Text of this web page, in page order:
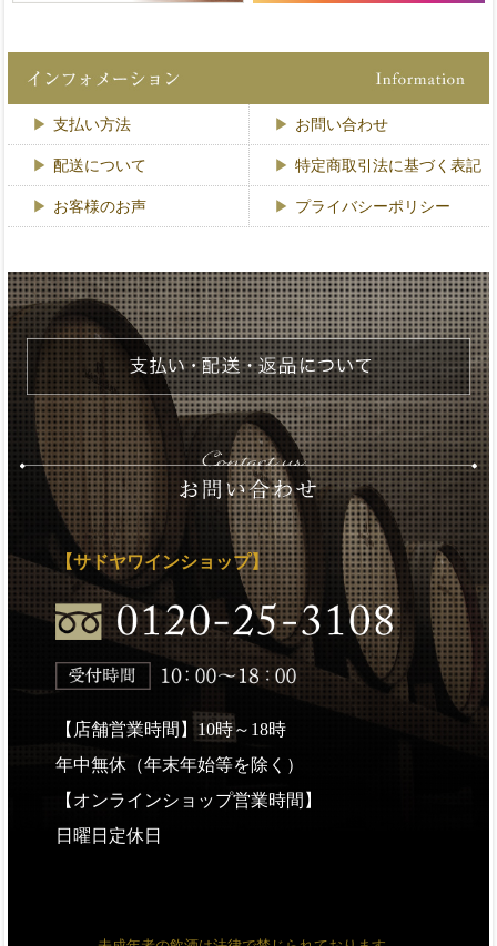
支払い方法 お問い合わせ
配送について 特定商取引法に基づく表記
お客様のお声 プライバシーポリシー
【サドヤワインショップ】
【店舗営業時間】10時～18時
年中無休（年末年始等を除く）
【オンラインショップ営業時間】
日曜日定休日